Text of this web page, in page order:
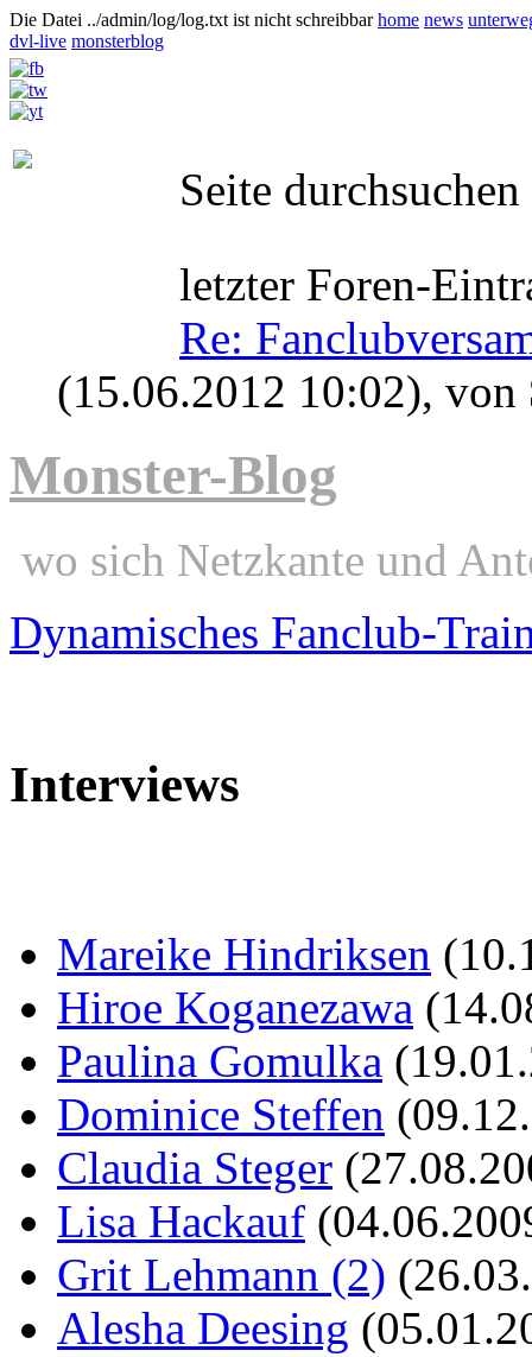
Die Datei ../admin/log/log.txt ist nicht schreibbarhome news
dvl-live monsterblog
Seite durchsuchen
letzter Foren-
Re:
(15.06.2012 10:02), von
Monster-Blog
wo sich Netzkante und
Dynamisches Fanclub-
Interviews
Mareike Hindriksen
Hiroe Koganezawa
Paulina Gomulka
Dominice Steffen
Claudia Steger
Lisa Hackauf
Grit Lehmann (2)
Alesha Deesing